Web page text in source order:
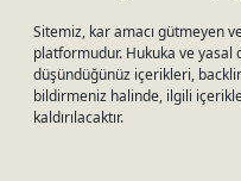
Sitemiz, kar amacı gütmeyen
platformudur. Hukuka ve yasal
düşündüğünüz içerikleri,
bildirmeniz halinde, ilgili
kaldırılacaktır.